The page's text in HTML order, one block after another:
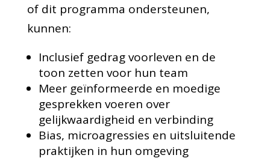
of dit programma ondersteunen,
kunnen:
Inclusief gedrag voorleven en de
toon zetten voor hun team
Meer geïnformeerde en moedige
gesprekken voeren over
gelijkwaardigheid en verbinding
Bias, microagressies en uitsluitende
praktijken in hun omgeving